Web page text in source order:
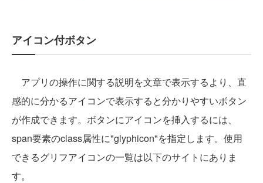
アイコン付ボタン
アプリの操作に関する説明を文章で表示するより、直
感的に分かるアイコンで表示すると分かりやすいボタン
が作成できます。ボタンにアイコンを挿入するには、
span要素のclass属性に"glyphicon"を指定します。使用
できるグリフアイコンの一覧は以下のサイトにありま
す。